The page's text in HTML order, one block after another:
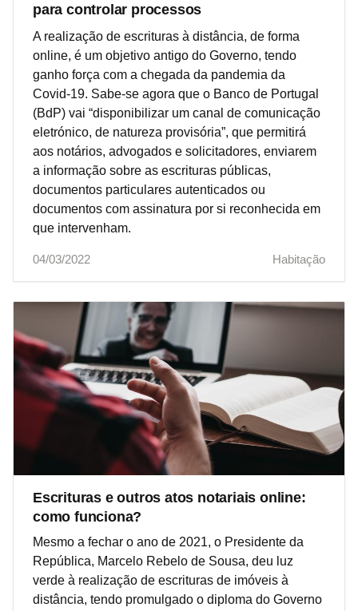
para controlar processos
A realização de escrituras à distância, de forma
online, é um objetivo antigo do Governo, tendo
ganho força com a chegada da pandemia da
Covid-19. Sabe-se agora que o Banco de Portugal
(BdP) vai “disponibilizar um canal de comunicação
eletrónico, de natureza provisória”, que permitirá
aos notários, advogados e solicitadores, enviarem
a informação sobre as escrituras públicas,
documentos particulares autenticados ou
documentos com assinatura por si reconhecida em
que intervenham.
04/03/2022 Habitação
Escrituras e outros atos notariais online:
como funciona?
Mesmo a fechar o ano de 2021, o Presidente da
República, Marcelo Rebelo de Sousa, deu luz
verde à realização de escrituras de imóveis à
distância, tendo promulgado o diploma do Governo